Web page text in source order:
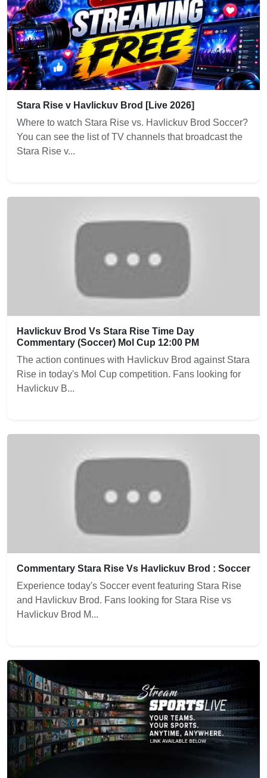
Stara Rise v Havlickuv Brod [Live 2026]
Where to watch Stara Rise vs. Havlickuv Brod Soccer?
You can see the list of TV channels that broadcast the
Stara Rise v...
Havlickuv Brod Vs Stara Rise Time Day
Commentary (Soccer) Mol Cup 12:00 PM
The action continues with Havlickuv Brod against Stara
Rise in today's Mol Cup competition. Fans looking for
Havlickuv B...
Commentary Stara Rise Vs Havlickuv Brod : Soccer
Experience today's Soccer event featuring Stara Rise
and Havlickuv Brod. Fans looking for Stara Rise vs
Havlickuv Brod M...